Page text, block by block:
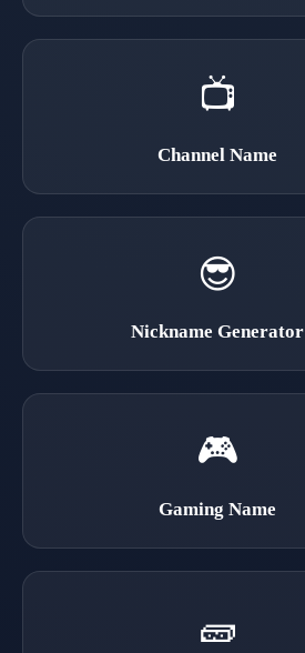
📺
Channel Name
😎
Nickname Generator
🎮
Gaming Name
🧱